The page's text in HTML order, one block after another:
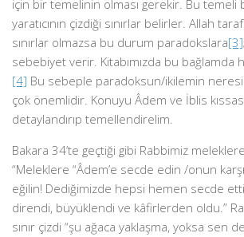
için bir temelinin olması gerekir. Bu temeli
yaratıcının çizdiği sınırlar belirler. Allah
sınırlar olmazsa bu durum paradokslara[3]
sebebiyet verir. Kitabımızda bu bağlamda
[4] Bu sebeple paradoksun/ikilemin
çok önemlidir. Konuyu Âdem ve İblis
detaylandırıp temellendirelim.
Bakara 34’te geçtiği gibi Rabbimiz
“Meleklere “Âdem’e secde edin /onun
eğilin! Dediğimizde hepsi hemen secde
direndi, büyüklendi ve kâfirlerden oldu.”
sınır çizdi “şu ağaca yaklaşma, yoksa sen